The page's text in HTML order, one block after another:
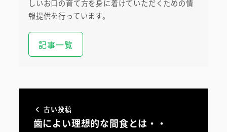
しいお口の育て方を身に着けていただくための情
報提供を行っています。
記事一覧
古い投稿
歯によい理想的な間食とは・・